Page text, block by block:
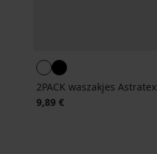
2PACK waszakjes Astratex
9,89 €